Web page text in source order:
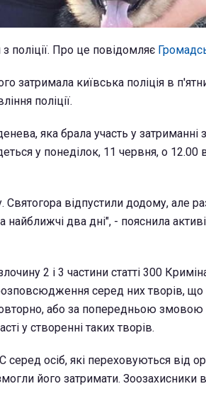
поліції. Про це повідомляє
затримала київська поліція в
поліції.
яка брала участь у затриманні
у понеділок, 11 червня, о 12.00
Святогора відпустили додому, але
найближчі два дні", - пояснила
2 і 3 частини статті 300
серед них творів,
або за попередньою змовою
у створенні таких творів.
осіб, які переховуються від
його затримати. Зоозахисники